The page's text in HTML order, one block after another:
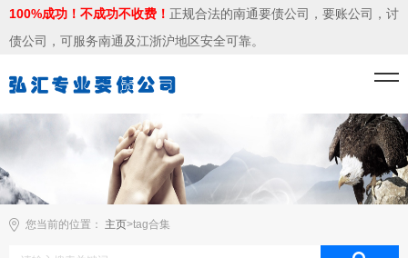
100%成功！不成功不收费！ 正规合法的南通要债公司，要账公司，讨
债公司，可服务南通及江浙沪地区安全可靠。
您当前的位置： 主页>tag合集